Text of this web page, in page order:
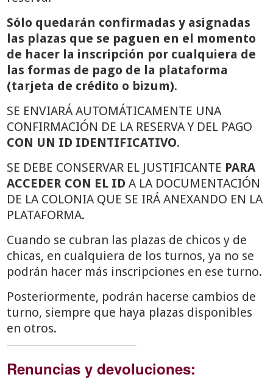
Sólo quedarán confirmadas y asignadas
las plazas que se paguen en el momento
de hacer la inscripción por cualquiera de
las formas de pago de la plataforma
(tarjeta de crédito o bizum).
SE ENVIARÁ AUTOMÁTICAMENTE UNA
CONFIRMACIÓN DE LA RESERVA Y DEL PAGO
CON UN ID IDENTIFICATIVO.
SE DEBE CONSERVAR EL JUSTIFICANTE PARA
ACCEDER CON EL IDA LA DOCUMENTACIÓN
DE LA COLONIA QUE SE IRÁ ANEXANDO EN LA
PLATAFORMA.
Cuando se cubran las plazas de chicos y de
chicas, en cualquiera de los turnos, ya no se
podrán hacer más inscripciones en ese turno.
Posteriormente, podrán hacerse cambios de
turno, siempre que haya plazas disponibles
en otros.
Renuncias y devoluciones: